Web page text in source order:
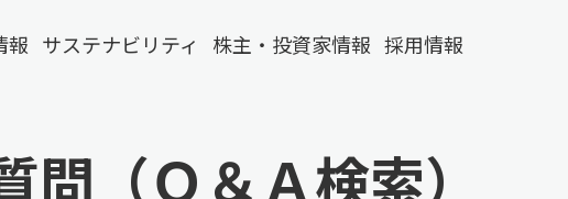
報 サステナビリティ 株主・投資家情報 採用情報
問（Ｑ＆Ａ検索）